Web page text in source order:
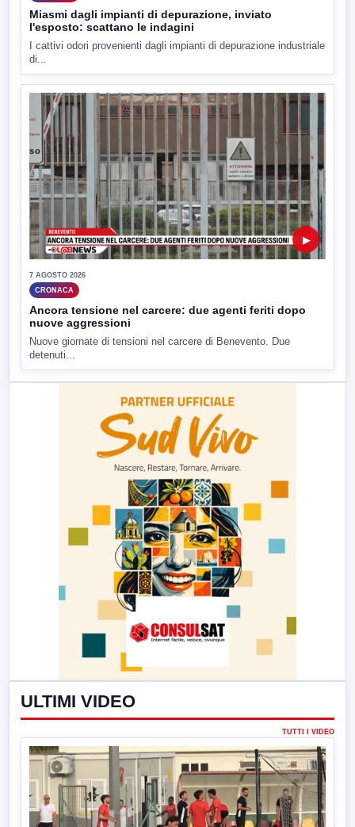
Miasmi dagli impianti di depurazione, inviato
l'esposto: scattano le indagini
I cattivi odori provenienti dagli impianti di depurazione industriale
di...
▶
7 AGOSTO 2026
CRONACA
Ancora tensione nel carcere: due agenti feriti dopo
nuove aggressioni
Nuove giornate di tensioni nel carcere di Benevento. Due
detenuti...
ULTIMI VIDEO
TUTTI I VIDEO